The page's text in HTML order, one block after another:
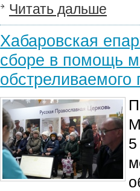
Читать дальше
Хабаровская
сборе в помощь
обстреливаемого